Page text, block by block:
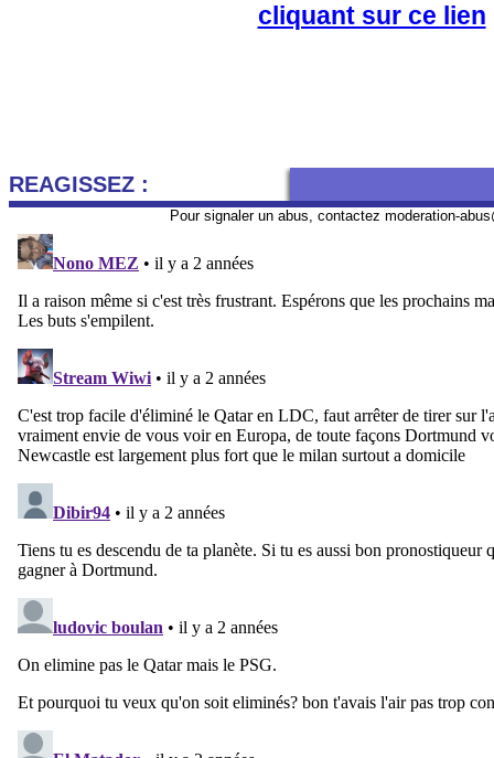
cliquant sur ce lien
REAGISSEZ :
Pour signaler un abus, contactez moderation-